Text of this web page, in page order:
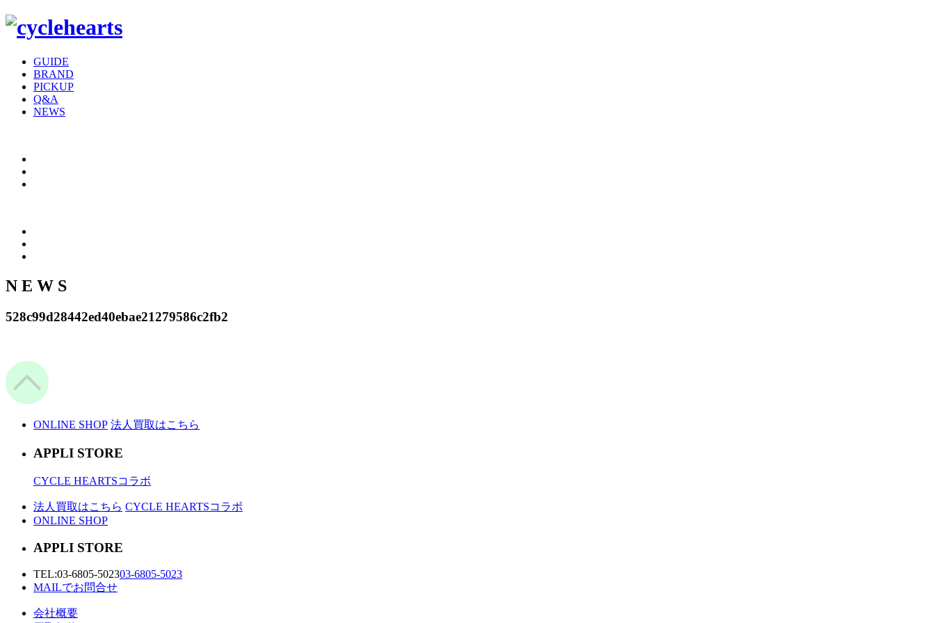
GUIDE
BRAND
PICKUP
Q&A
NEWS
N E W S
528c99d28442ed40ebae21279586c2fb2
ONLINE SHOP 法人買取はこちら
APPLI STORE
CYCLE HEARTSコラボ
法人買取はこちら CYCLE HEARTSコラボ
ONLINE SHOP
APPLI STORE
TEL:03-6805-502303-6805-5023
MAILでお問合せ
会社概要